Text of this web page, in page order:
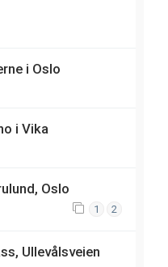
i Oslo
i Vika
Oslo
1 2
Ullevålsveien